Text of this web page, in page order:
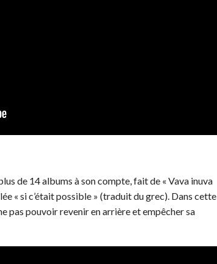
de 14 albums à son compte, fait de « Vava inuva
« si c’était possible » (traduit du grec). Dans cette
pas pouvoir revenir en arrière et empêcher sa